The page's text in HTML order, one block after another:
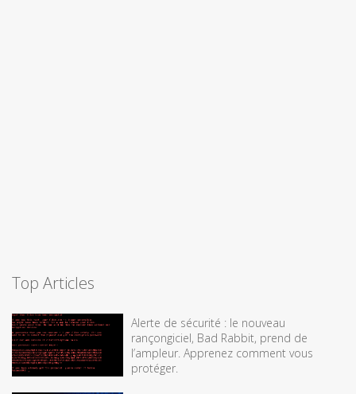
Top Articles
Alerte de sécurité : le nouveau
rançongiciel, Bad Rabbit, prend de
l’ampleur. Apprenez comment vous
protéger.